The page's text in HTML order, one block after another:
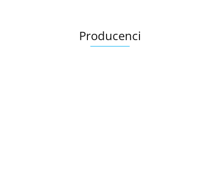
Producenci